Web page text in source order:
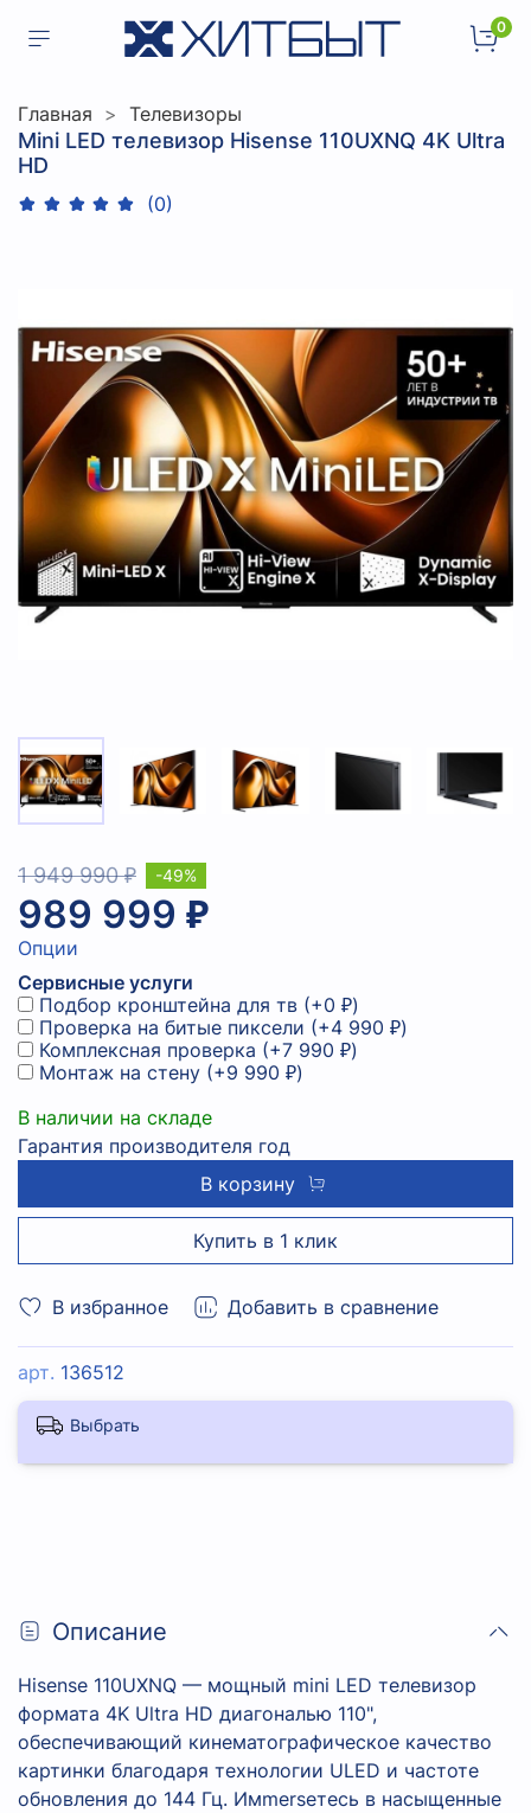
0
Главная Телевизоры
Mini LED телевизор Hisense 110UXNQ 4K Ultra
HD
(0)
В избранное Добавить в сравнение
арт. 136512
1 949 990 ₽
989 999 ₽
-49%
Опции
Сервисные услуги
Подбор кронштейна для тв (+0 ₽)
Проверка на битые пиксели (+4 990 ₽)
Комплексная проверка (+7 990 ₽)
Монтаж на стену (+9 990 ₽)
В наличии на складе
Гарантия производителя год
В корзину
Купить в 1 клик
Выбрать
Описание
Hisense 110UXNQ — мощный mini LED телевизор
формата 4K Ultra HD диагональю 110",
обеспечивающий кинематографическое качество
картинки благодаря технологии ULED и частоте
обновления до 144 Гц. Имmerseтесь в насыщенные